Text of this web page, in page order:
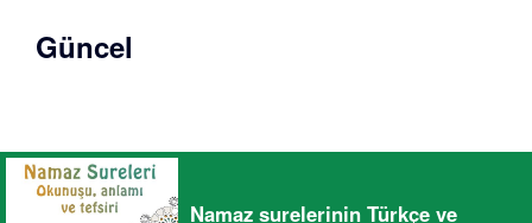
Güncel
Namaz surelerinin Türkçe ve